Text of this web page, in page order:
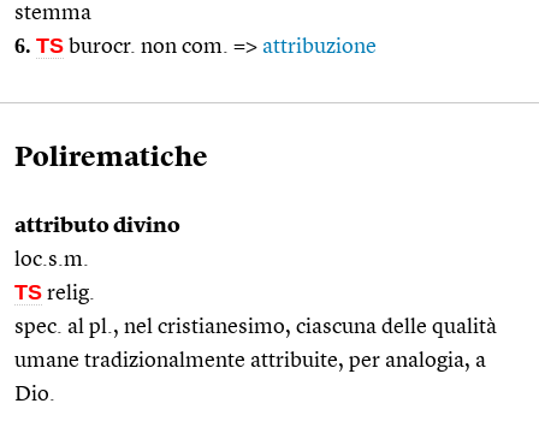
stemma
6. TS burocr. non com. => attribuzione
Polirematiche
attributo divino
loc.s.m.
TS relig.
spec. al pl., nel cristianesimo, ciascuna delle qualità
umane tradizionalmente attribuite, per analogia, a
Dio.